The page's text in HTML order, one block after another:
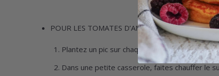
POUR LES TOMATES D’AMOUR ♥️
Plantez un pic sur chaque tomates
Dans une petite casserole, faites chauffer le